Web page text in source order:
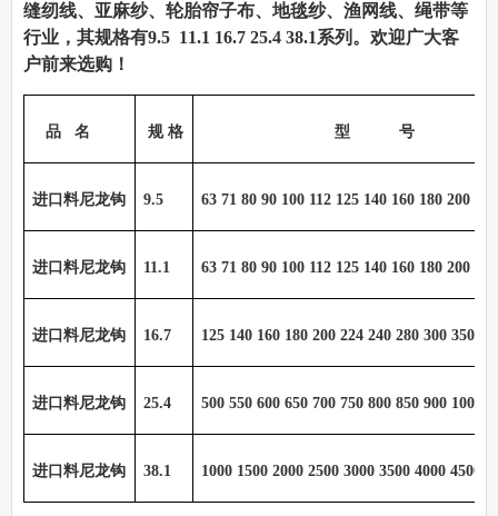
缝纫线、亚麻纱、轮胎帘子布、地毯纱、渔网线、绳带等
行业，其规格有9.5 11.1 16.7 25.4 38.1系列。欢迎广大客
户前来选购！
品 名 规 格 型 号
进口料尼龙钩 9.5 63 71 80 90 100 112 125 140 160 180 200
进口料尼龙钩 11.1 63 71 80 90 100 112 125 140 160 180 200
进口料尼龙钩 16.7 125 140 160 180 200 224 240 280 300 350
进口料尼龙钩 25.4 500 550 600 650 700 750 800 850 900 1000
进口料尼龙钩 38.1 1000 1500 2000 2500 3000 3500 4000 4500